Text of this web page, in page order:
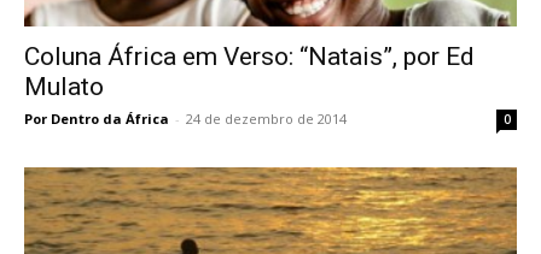
Coluna África em Verso: “Natais”, por Ed
Mulato
Por Dentro da África - 24 de dezembro de 2014 0